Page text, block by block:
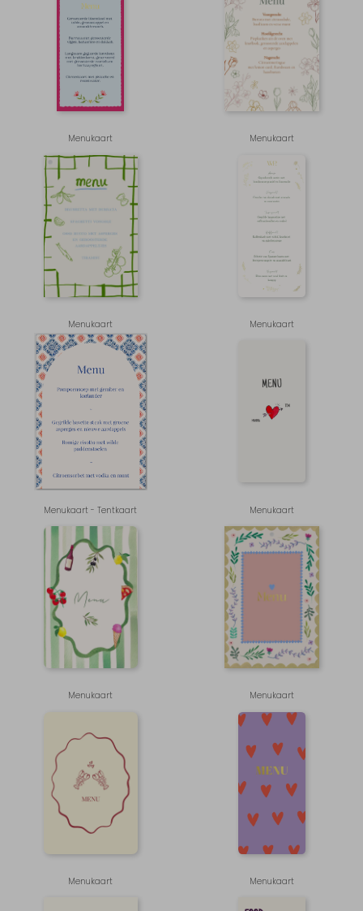
Menukaart Menukaart
Menukaart Menukaart
Menukaart - Tentkaart Menukaart
Menukaart Menukaart
Menukaart Menukaart